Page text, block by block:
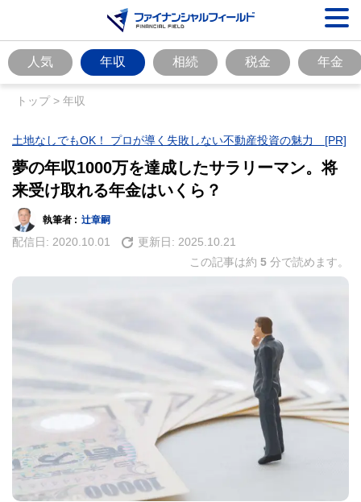
人気 年収 相続 税金 年金
トップ> 年収
土地なしでもOK！ プロが導く失敗しない不動産投資の魅力 [PR]
夢の年収1000万を達成したサラリーマン。将
来受け取れる年金はいくら？
執筆者 : 辻章嗣
配信日: 2020.10.01 更新日: 2025.10.21
この記事は約 5 分で読めます。